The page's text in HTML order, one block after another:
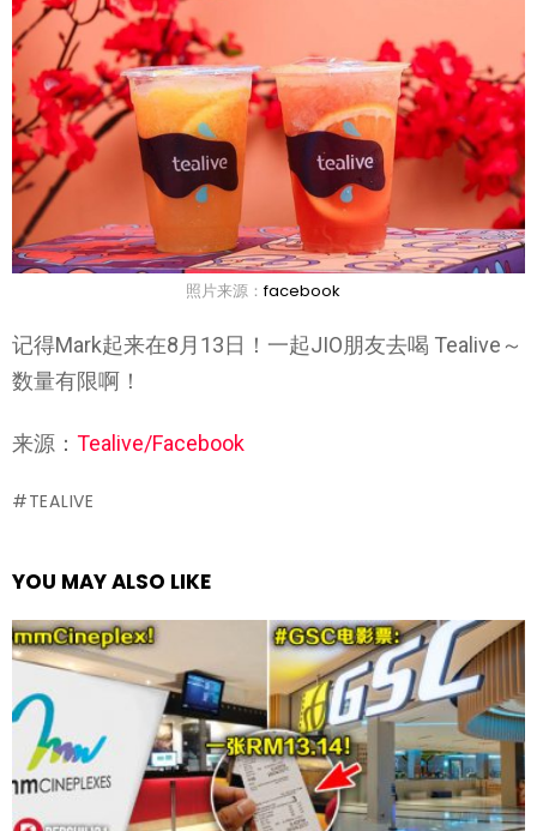
照片来源：facebook
记得Mark起来在8月13日！一起JIO朋友去喝 Tealive～
数量有限啊！
来源： Tealive/Facebook
TEALIVE
YOU MAY ALSO LIKE